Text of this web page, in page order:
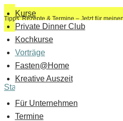
Tipps, Rezepte & Termine – Jetzt für
Kurse
Private Dinner Club
Kochkurse
Vorträge
Fasten@Home
Kreative Auszeit
Für Unternehmen
Termine
Startseite